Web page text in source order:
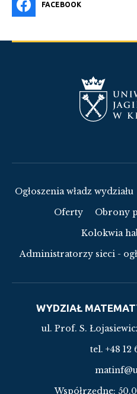
FACEBOOK
Ogłoszenia władz wydziału
Oferty
Obrony
Kolokwia
Administratorzy sieci -
WYDZIAŁ
ul. Prof. S.
tel. +48 12
Współrzędne: